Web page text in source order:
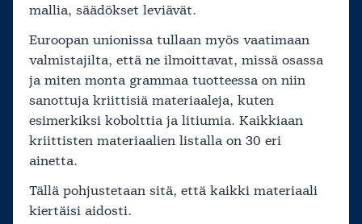
mallia, säädökset leviävät.
Euroopan unionissa tullaan myös vaatimaan
valmistajilta, että ne ilmoittavat, missä osassa
ja miten monta grammaa tuotteessa on niin
sanottuja kriittisiä materiaaleja, kuten
esimerkiksi kobolttia ja litiumia. Kaikkiaan
kriittisten materiaalien listalla on 30 eri
ainetta.
Tällä pohjustetaan sitä, että kaikki materiaali
kiertäisi aidosti.